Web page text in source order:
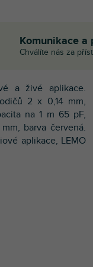
Komunikace a
Chválíte nás za
a živé aplikace.
2 x 0,14 mm,
na 1 m 65 pF,
barva červená.
aplikace, LEMO